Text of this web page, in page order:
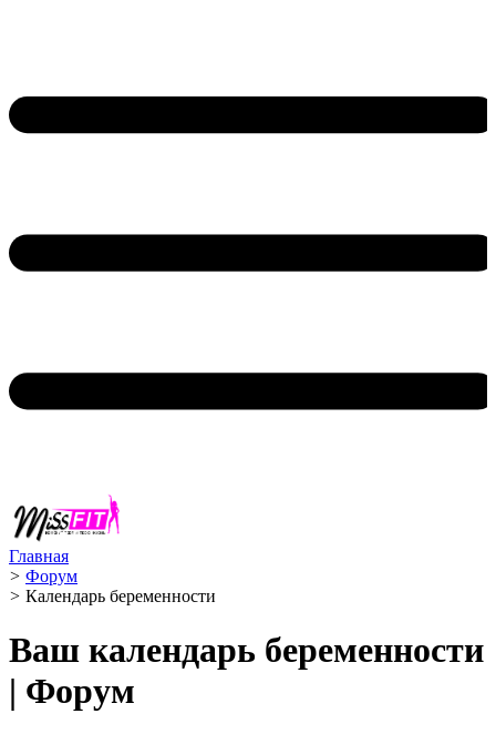
Главная
> Форум
> Календарь беременности
Ваш календарь беременности
| Форум